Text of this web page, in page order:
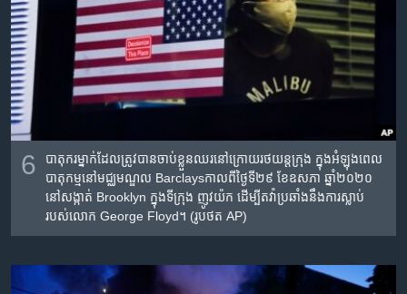
6
បាតុករ​ម្នាក់​ដែល​ត្រូវ​បាន​ចាប់ខ្លួន​ឈរ​នៅ​ក្រោយ​រថយន្ត​ក្រុង​ ក្នុង​អំឡុង​ពេល​
បាតុកម្ម​នៅ​មជ្ឈមណ្ឌល Barclaysកាលពីថ្ងៃទី២៩ ខែឧសភា​ ឆ្នាំ២០២០
នៅ​សង្កាត់​ Brooklyn ក្នុង​ទីក្រុង ញូវយ៉ក ដើម្បីតវ៉ា​ប្រឆាំង​នឹង​ការ​ស្លាប់​
របស់​លោកGeorge Floyd។ (រូបថត AP)